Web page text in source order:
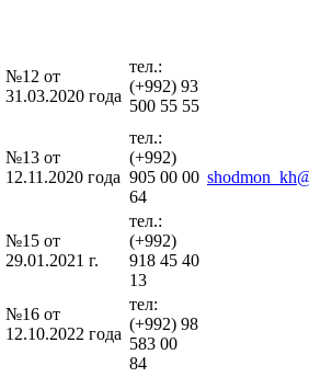
№12 от
31.03.2020 года
тел.:
(+992) 93
500 55 55
№13 от
12.11.2020 года
тел.:
(+992)
905 00 00
64
№15 от
29.01.2021 г.
тел.:
(+992)
918 45 40
13
№16 от
12.10.2022 года
тел:
(+992) 98
583 00
84